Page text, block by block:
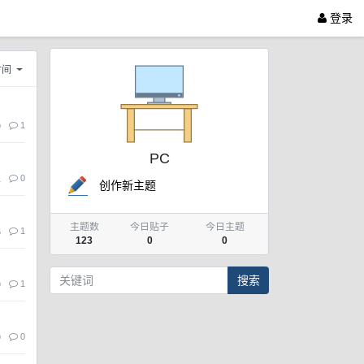
登录
1
0
1
1
0
PC
创作新主题
主题数
123
今日贴子
0
今日主题
0
搜索